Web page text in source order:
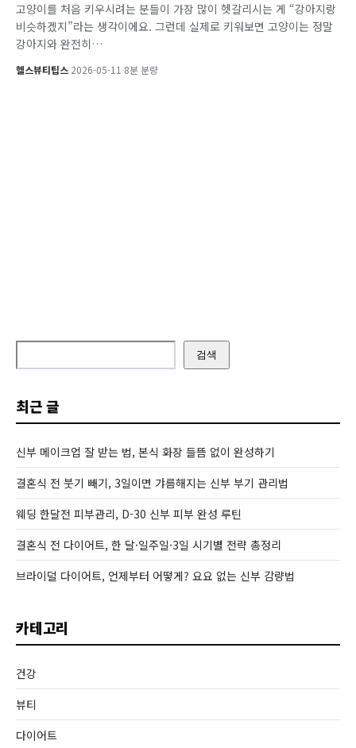
고양이를 처음 키우시려는 분들이 가장 많이 헷갈리시는 게 “강아지랑
비슷하겠지”라는 생각이에요. 그런데 실제로 키워보면 고양이는 정말
강아지와 완전히…
헬스뷰티팁스·2026-05-11 ·8분 분량
검색
최근 글
신부 메이크업 잘 받는 법, 본식 화장 들뜸 없이 완성하기
결혼식 전 붓기 빼기, 3일이면 갸름해지는 신부 부기 관리법
웨딩 한달전 피부관리, D-30 신부 피부 완성 루틴
결혼식 전 다이어트, 한 달·일주일·3일 시기별 전략 총정리
브라이덜 다이어트, 언제부터 어떻게? 요요 없는 신부 감량법
카테고리
건강
뷰티
다이어트